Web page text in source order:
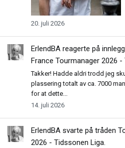
20. juli 2026
ErlendBA reagerte på
France Tourmanager 2026
Takker! Hadde aldri trodd jeg
plassering totalt av ca. 7000
for at dette...
14. juli 2026
ErlendBA svarte på tråden
2026 - Tidssonen Liga.